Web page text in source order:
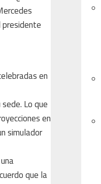
presidente
en
Lo que
en
simulador
que la